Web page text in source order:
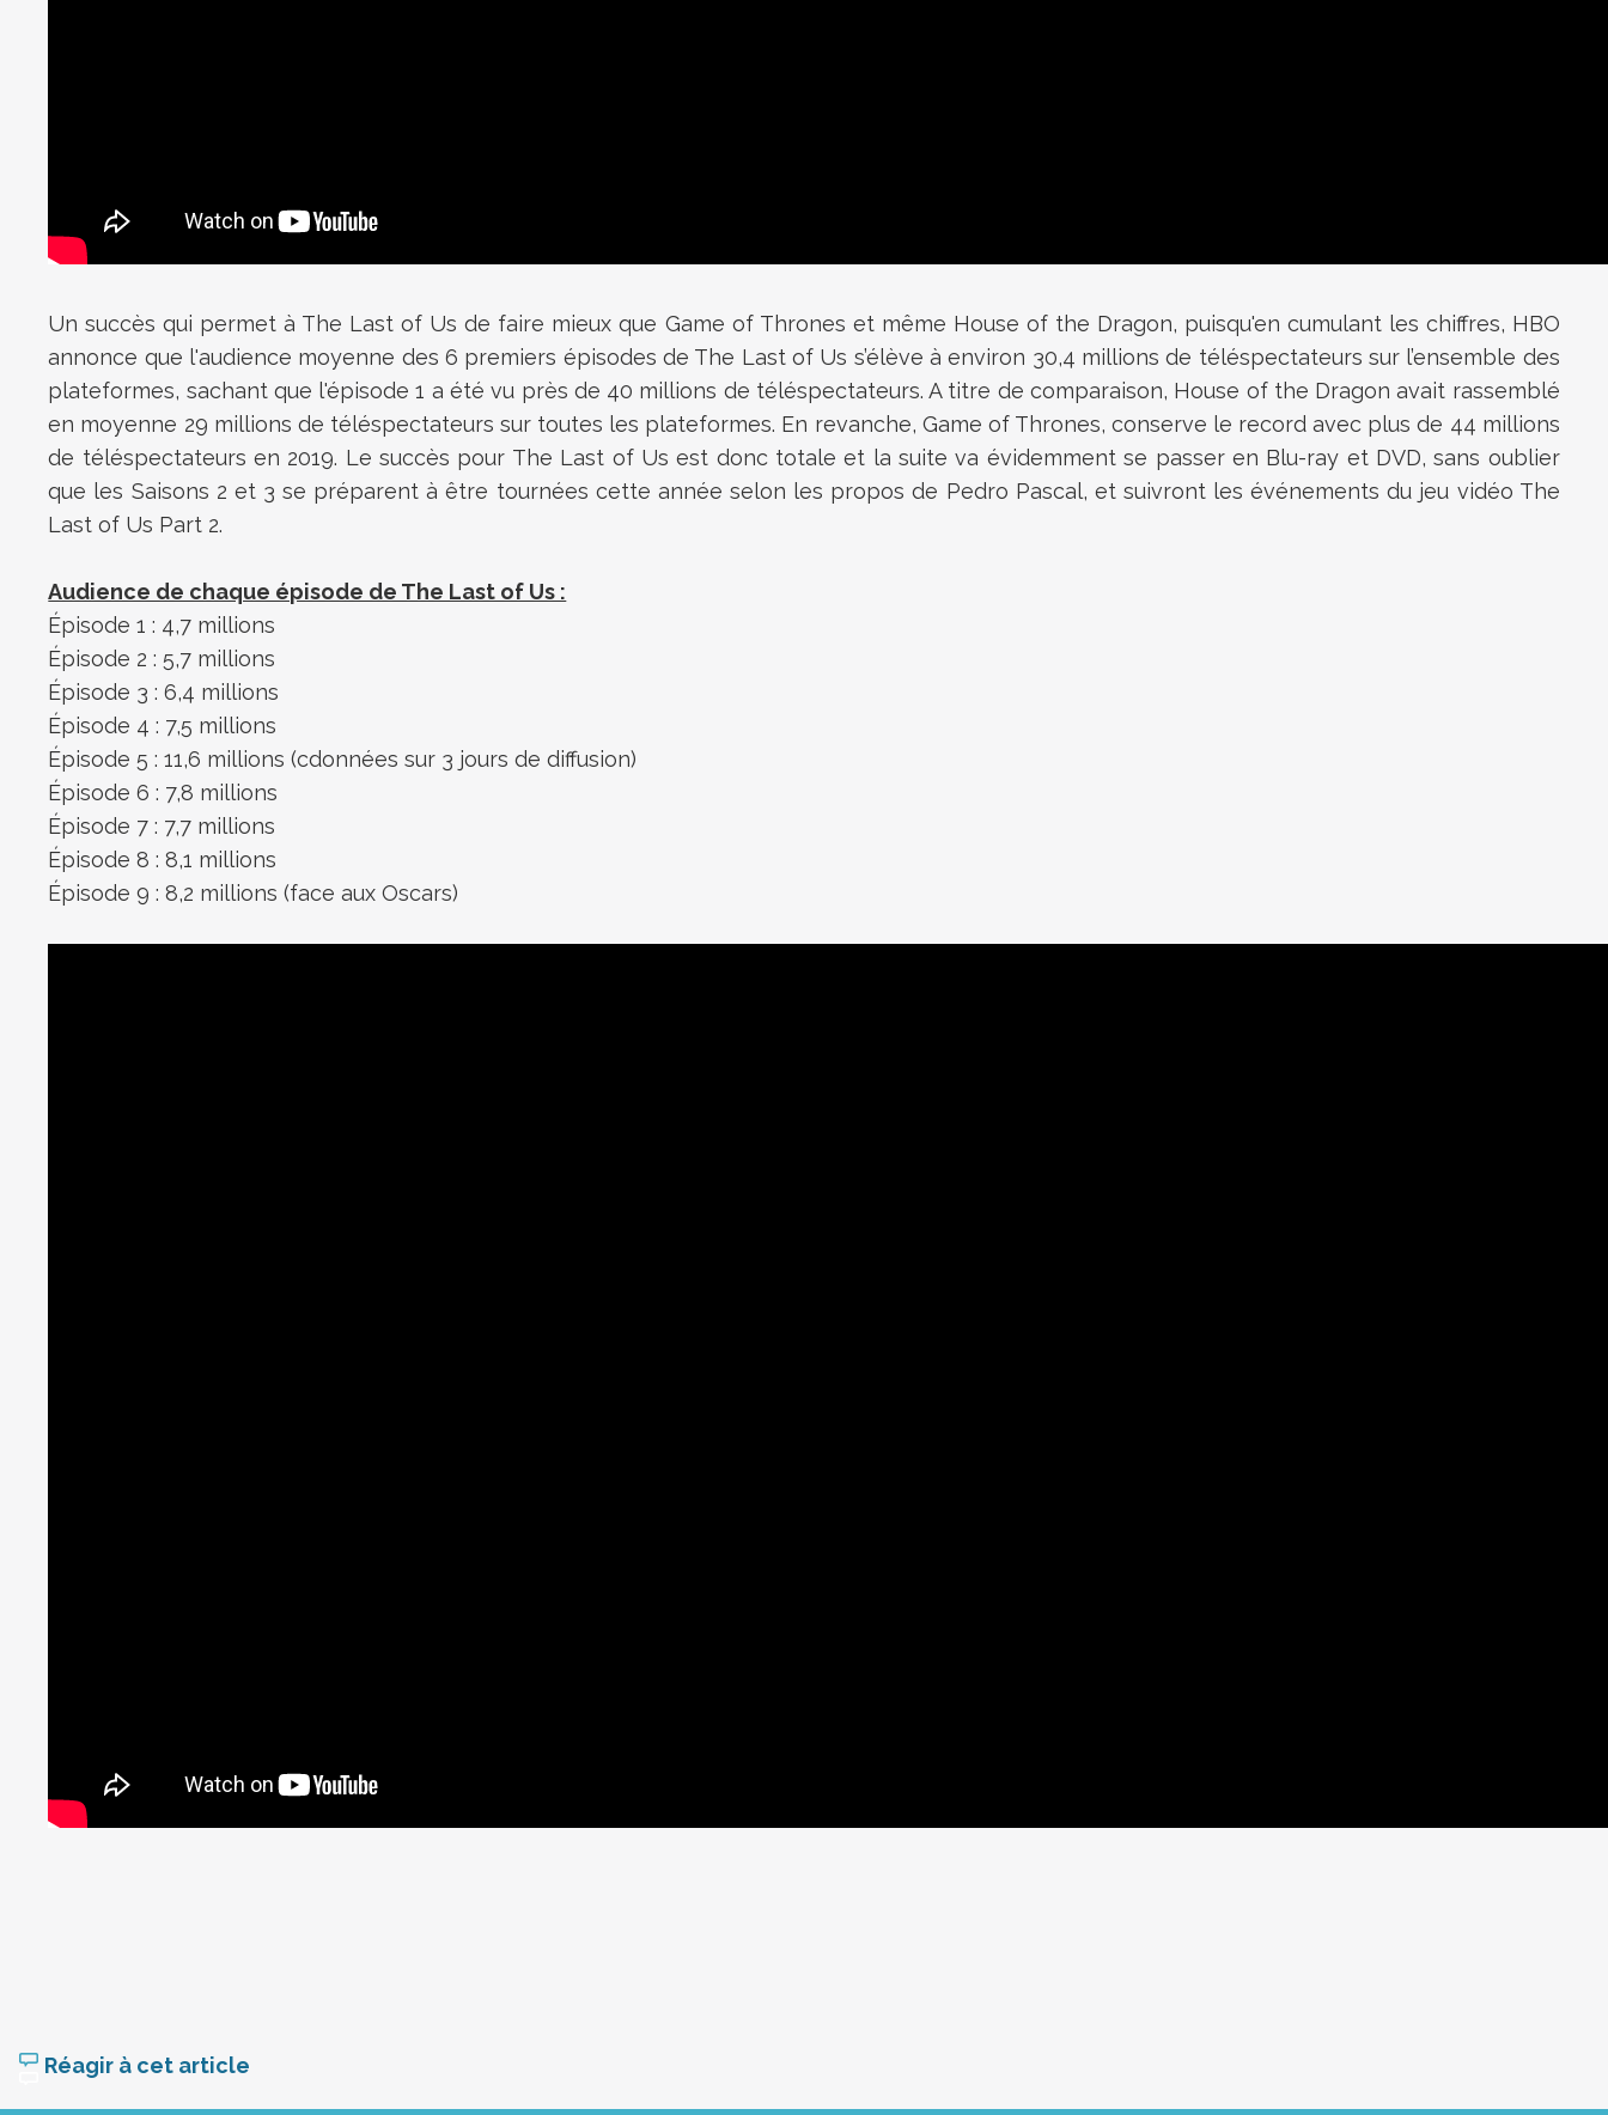
Un succès qui permet à The Last of Us de faire mieux que Game of Thrones et même House of the Dragon, puisqu'en cumulant les chiffres, HBO
annonce que l'audience moyenne des 6 premiers épisodes de The Last of Us s’élève à environ 30,4 millions de téléspectateurs sur l’ensemble des
plateformes, sachant que l'épisode 1 a été vu près de 40 millions de téléspectateurs. A titre de comparaison, House of the Dragon avait rassemblé
en moyenne 29 millions de téléspectateurs sur toutes les plateformes. En revanche, Game of Thrones, conserve le record avec plus de 44 millions
de téléspectateurs en 2019. Le succès pour The Last of Us est donc totale et la suite va évidemment se passer en Blu-ray et DVD, sans oublier
que les Saisons 2 et 3 se préparent à être tournées cette année selon les propos de Pedro Pascal, et suivront les événements du jeu vidéo The
Last of Us Part 2.
Audience de chaque épisode de The Last of Us :
Épisode 1 : 4,7 millions
Épisode 2 : 5,7 millions
Épisode 3 : 6,4 millions
Épisode 4 : 7,5 millions
Épisode 5 : 11,6 millions (cdonnées sur 3 jours de diffusion)
Épisode 6 : 7,8 millions
Épisode 7 : 7,7 millions
Épisode 8 : 8,1 millions
Épisode 9 : 8,2 millions (face aux Oscars)
Réagir à cet article